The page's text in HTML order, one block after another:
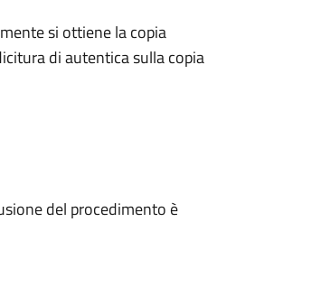
si ottiene la copia
di autentica sulla copia
del procedimento è